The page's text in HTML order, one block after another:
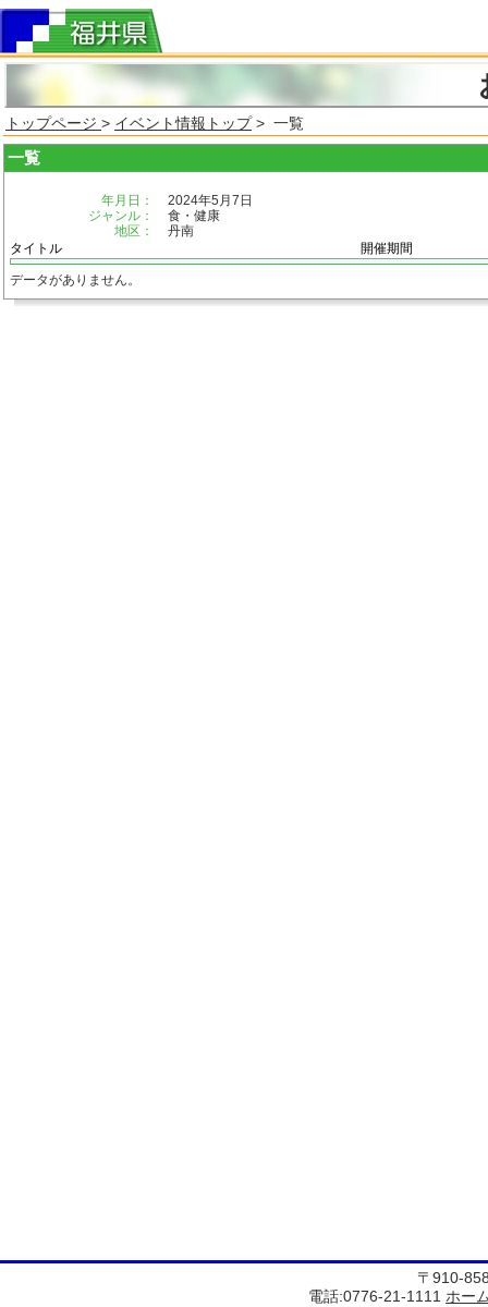
トップページ > イベント情報トップ> 一覧
一覧
年月日：
2024年5月7日
ジャンル：
食・健康
地区：
丹南
タイトル
開催期間
データがありません。
〒910-
電話:0776-21-1111 ホー